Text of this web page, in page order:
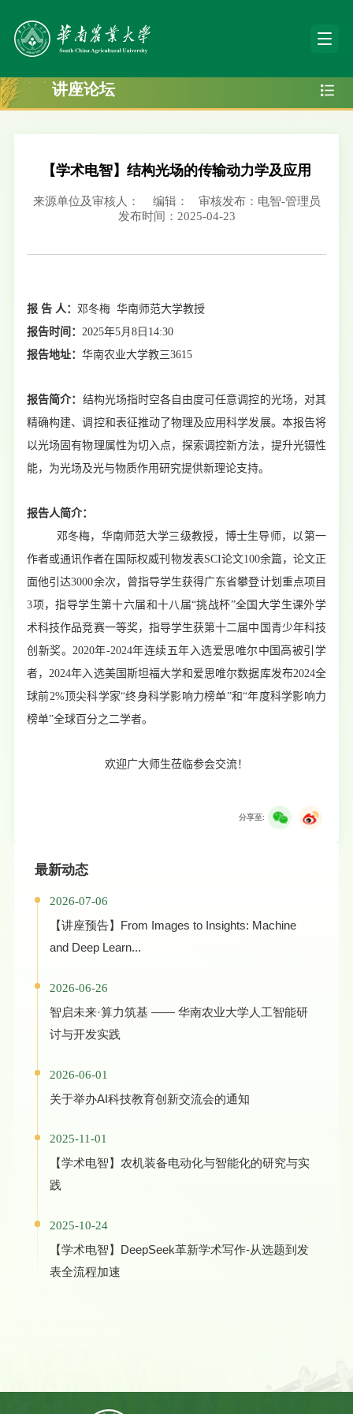
讲座论坛
【学术电智】结构光场的传输动力学及应用
来源单位及审核人： 编辑：
审核发布：电智-管理员
发布时间：2025-04-23
报 告 人： 邓冬梅 华南师范大学教授
报告时间： 2025年5 月8 日 14:30
报告地址：华南农业大学教三3615
报告简介： 结构光场指时空各自由度可任意调控的光场，对其
精确构建、调控和表征推动了物理及应用科学发展。本报告将
以光场固有物理属性为切入点，探索调控新方法，提升光镊性
能，为光场及光与物质作用研究提供新理论支持。
报告人简介：
邓冬梅，华南师范大学三级教授，博士生导师，以第一
作者或通讯作者在国际权威刊物发表SCI论文100余篇，论文正
面他引达3000余次，曾指导学生获得广东省攀登计划重点项目
3项，指导学生第十六届和十八届“挑战杯”全国大学生课外学
术科技作品竞赛一等奖，指导学生获第十二届中国青少年科技
创新奖。 2020年-2024年连续五年入选爱思唯尔中国高被引学
者， 2024年入选美国斯坦福大学和爱思唯尔数据库发布2024全
球前2%顶尖科学家“终身科学影响力榜单”和“年度科学影响力
榜单”全球百分之二学者。
欢迎广大师生莅临参会交流！
分享至:
最新动态
2026-07-06
【讲座预告】​From Images to Insights: Machine
and Deep Learn...
2026-06-26
智启未来·算力筑基 —— 华南农业大学人工智能研
讨与开发实践
2026-06-01
关于举办AI科技教育创新交流会的通知
2025-11-01
【学术电智】农机装备电动化与智能化的研究与实
践
2025-10-24
【学术电智】DeepSeek革新学术写作-从选题到发
表全流程加速